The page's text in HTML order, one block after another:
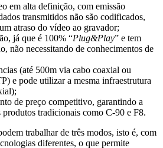
em alta definição, com emissão
transmitidos não são codificados,
atraso do vídeo ao gravador;
já que é 100% “Plug&Play” e tem
não necessitando de conhecimentos de
(até 500m via cabo coaxial ou
e pode utilizar a mesma infraestrutura
de preço competitivo, garantindo a
tradicionais como C-90 e F8.
trabalhar de três modos, isto é, com
diferentes, o que permite